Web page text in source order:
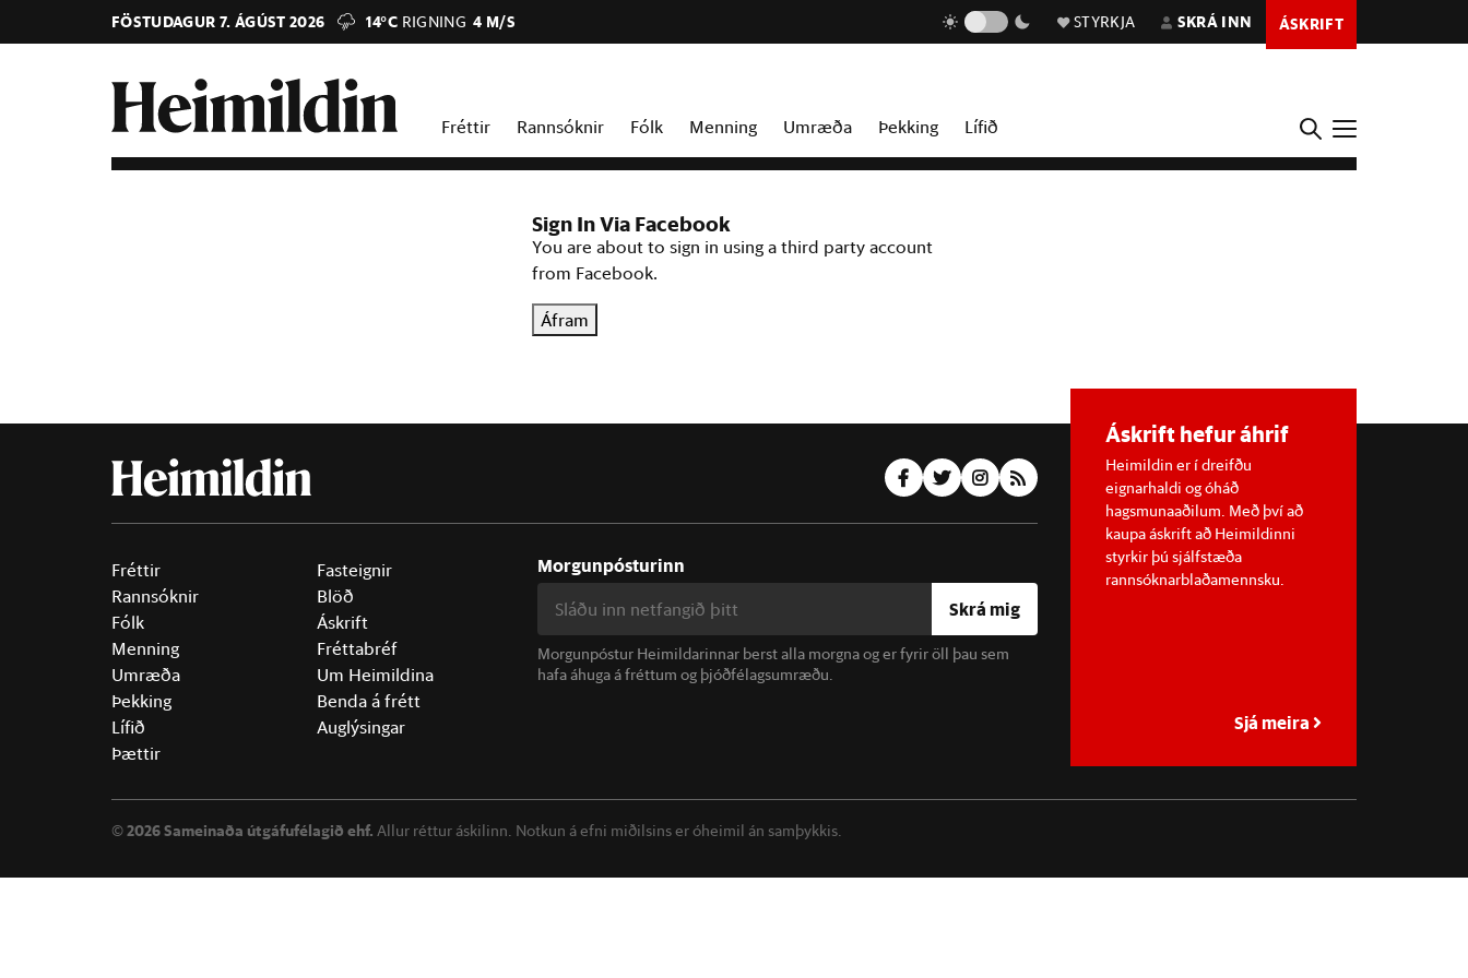
FÖSTUDAGUR 7. ÁGÚST 2026 14°C RIGNING 4 M/S STYRKJA SKRÁ INN ÁSKRIFT
Fréttir Rannsóknir Fólk Menning Umræða Þekking Lífið
Sign In Via Facebook
You are about to sign in using a third party account
from Facebook.
Áfram
Fréttir
Rannsóknir
Fólk
Menning
Umræða
Þekking
Lífið
Þættir
Fasteignir
Blöð
Áskrift
Fréttabréf
Um Heimildina
Benda á frétt
Auglýsingar
Morgunpósturinn
Skrá mig
Morgunpóstur Heimildarinnar berst alla morgna og er fyrir öll þau sem
hafa áhuga á fréttum og þjóðfélagsumræðu.
Áskrift hefur áhrif
Heimildin er í dreifðu
eignarhaldi og óháð
hagsmunaaðilum. Með því að
kaupa áskrift að Heimildinni
styrkir þú sjálfstæða
rannsóknarblaðamennsku.
Sjá meira
©2026 Sameinaða útgáfufélagið ehf. Allur réttur áskilinn. Notkun á efni miðilsins er óheimil án samþykkis.